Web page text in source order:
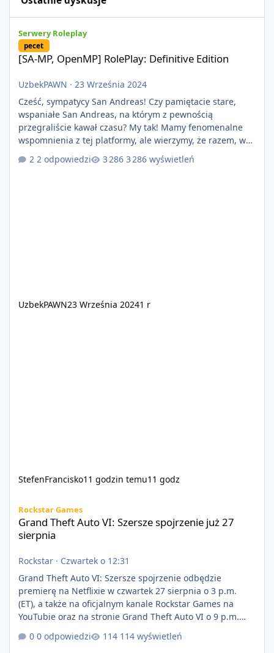
Serwery Roleplay
pecet
[SA-MP, OpenMP] RolePlay: Definitive Edition
UzbekPAWN · 23 Września 2024
Cześć, sympatycy San Andreas! Czy pamiętacie stare,
wspaniałe San Andreas, na którym z pewnością
przegraliście kawał czasu? My tak! Mamy fenomenalne
wspomnienia z tej platformy, ale wierzymy, że razem, w
nowopowstającym projekcie RolePlay: Definitive Edition
uda nam się zbudować nowe, piękne chwile w roleplayu,
2 odpowiedzi 3 286 wyświetleń
UzbekPAWN23 Września 20241 r
StefenFrancisko11 godzin temu11 godz
Rockstar Games
Grand Theft Auto VI: Szersze spojrzenie już 27
sierpnia
Rockstar · Czwartek o 12:31
Grand Theft Auto VI: Szersze spojrzenie odbędzie
premierę na Netflixie w czwartek 27 sierpnia o 3 p.m.
(ET), a także na oficjalnym kanale Rockstar Games na
YouTubie oraz na stronie Grand Theft Auto VI o 9 p.m.
(ET) 27 sierpnia. https://netflix.com/GTAVI Grand Theft
Auto VI będzie dostępne 19 listopada na PlayStation 5
0 odpowiedzi 114 wyświetleń